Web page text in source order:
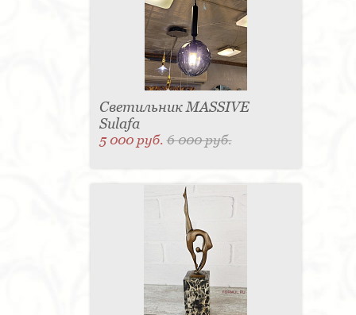
Светильник MASSIVE
Sulafa
5 000 руб.6 000 руб.